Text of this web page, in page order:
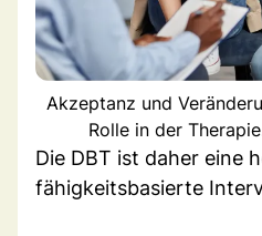
Akzeptanz und
Rolle in der
Die DBT ist daher eine
fähigkeitsbasierte